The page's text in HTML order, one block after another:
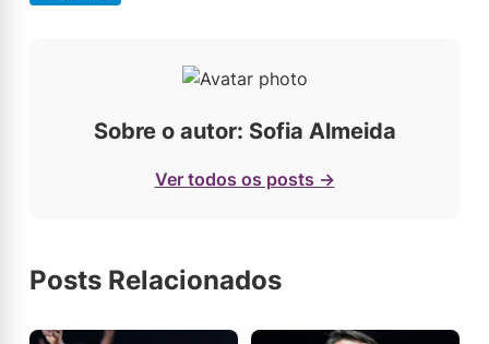
Sobre o autor: Sofia Almeida
Ver todos os posts →
Posts Relacionados